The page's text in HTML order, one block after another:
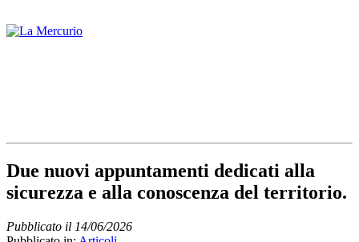
Due nuovi appuntamenti dedicati alla
sicurezza e alla conoscenza del territorio.
Pubblicato il 14/06/2026